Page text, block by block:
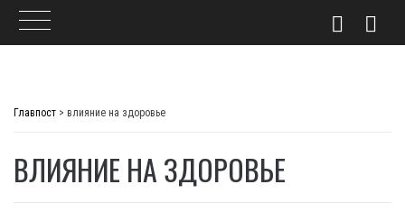
Главпост > влияние на здоровье
ВЛИЯНИЕ НА ЗДОРОВЬЕ